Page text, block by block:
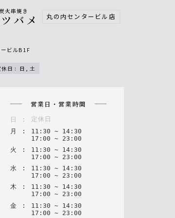
火串焼き
バメ 丸の内センタービル店
ビルB1F
定休日 : 日, 土
営業日・営業時間
日 :
定休日
月
: 11 : 30 ~ 14: 30
17 : 00 ~ 23 : 00
火
: 11 : 30 ~ 14: 30
17 : 00 ~ 23 : 00
水 : 11 : 30 ~ 14: 30
17 : 00 ~ 23 : 00
木
: 11 : 30 ~ 14: 30
17 : 00 ~ 23 : 00
金
: 11 : 30 ~ 14: 30
17 : 00 ~ 23 : 00